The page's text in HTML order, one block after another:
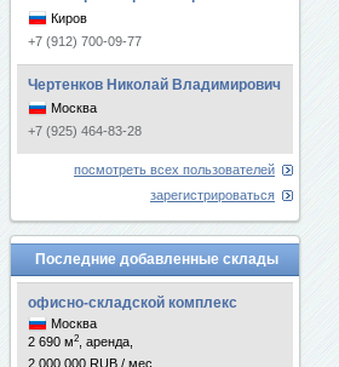
Киров
+7 (912) 700-09-77
Чертенков Николай Владимирович
Москва
+7 (925) 464-83-28
посмотреть всех пользователей
зарегистрироваться
Последние добавленные склады
офисно-складской комплекс
Москва
2 690 м2
, аренда,
2 000 000 RUB / мес